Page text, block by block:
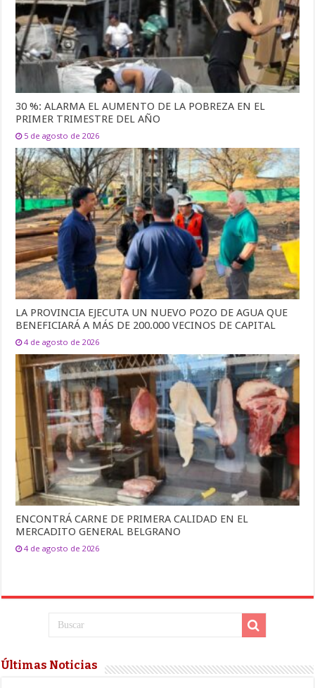
30 %: ALARMA EL AUMENTO DE LA POBREZA EN EL
PRIMER TRIMESTRE DEL AÑO
5 de agosto de 2026
LA PROVINCIA EJECUTA UN NUEVO POZO DE AGUA QUE
BENEFICIARÁ A MÁS DE 200.000 VECINOS DE CAPITAL
4 de agosto de 2026
ENCONTRÁ CARNE DE PRIMERA CALIDAD EN EL
MERCADITO GENERAL BELGRANO
4 de agosto de 2026
Últimas Noticias